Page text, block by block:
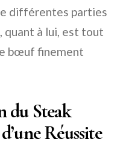
différentes parties
quant à lui, est tout
bœuf finement
du Steak
Réussite